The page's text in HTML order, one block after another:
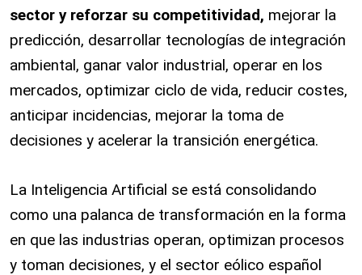
sector y reforzar su competitividad, mejorar la
predicción, desarrollar tecnologías de integración
ambiental, ganar valor industrial, operar en los
mercados, optimizar ciclo de vida, reducir costes,
anticipar incidencias, mejorar la toma de
decisiones y acelerar la transición energética.
La Inteligencia Artificial se está consolidando
como una palanca de transformación en la forma
en que las industrias operan, optimizan procesos
y toman decisiones, y el sector eólico español